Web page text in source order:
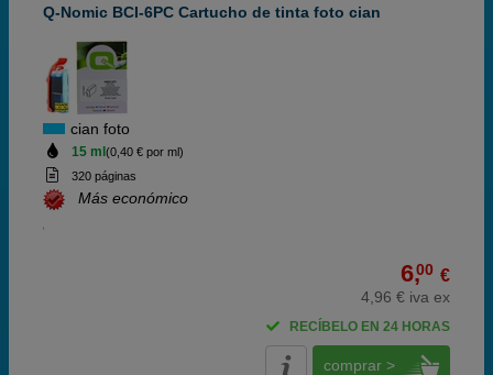
Q-Nomic BCI-6PC Cartucho de tinta foto cian
cian foto
15 ml (0,40 € por ml)
320 páginas
Más económico
6,00 €
4,96 € iva ex
RECÍBELO EN 24 HORAS
comprar >